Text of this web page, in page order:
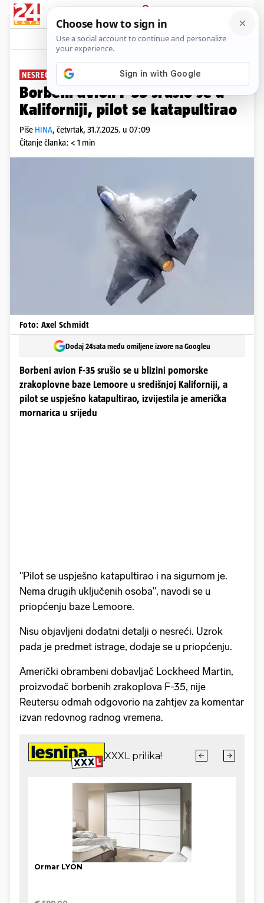
PRIJAVA
News Komentari
NESREĆA
Borbeni avion F-35 srušio se u
Kaliforniji, pilot se katapultirao
Piše HINA, četvrtak, 31.7.2025. u 07:09
Čitanje članka: < 1 min
Foto: Axel Schmidt
Dodaj 24sata među omiljene izvore na Googleu
Borbeni avion F-35 srušio se u blizini pomorske
zrakoplovne baze Lemoore u središnjoj Kaliforniji, a
pilot se uspješno katapultirao, izvijestila je američka
mornarica u srijedu
"Pilot se uspješno katapultirao i na sigurnom je.
Nema drugih uključenih osoba", navodi se u
priopćenju baze Lemoore.
Nisu objavljeni dodatni detalji o nesreći. Uzrok
pada je predmet istrage, dodaje se u priopćenju.
Američki obrambeni dobavljač Lockheed Martin,
proizvođač borbenih zrakoplova F-35, nije
Reutersu odmah odgovorio na zahtjev za komentar
izvan redovnog radnog vremena.